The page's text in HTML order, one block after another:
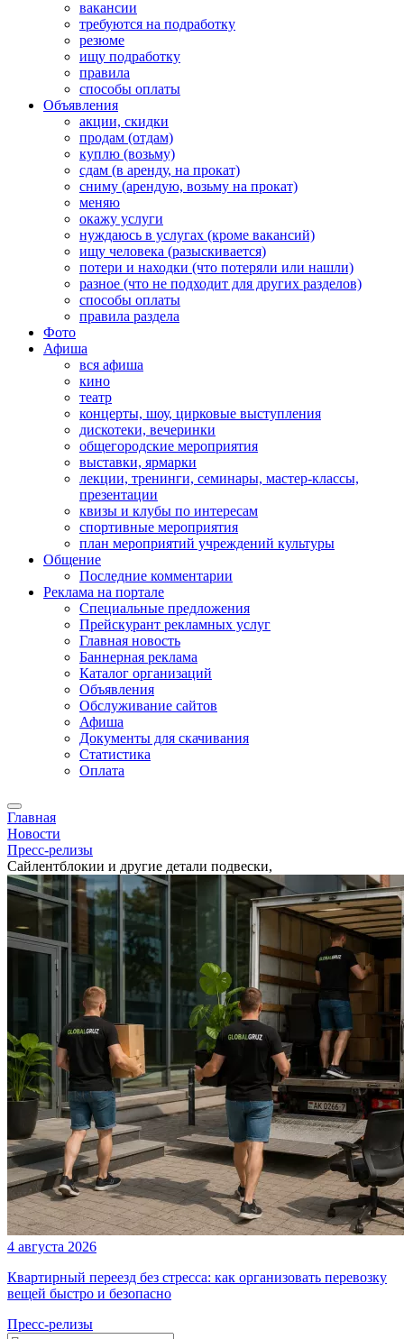
вакансии
требуются на подработку
резюме
ищу подработку
правила
способы оплаты
Объявления
акции, скидки
продам (отдам)
куплю (возьму)
сдам (в аренду, на прокат)
сниму (арендую, возьму на прокат)
меняю
окажу услуги
нуждаюсь в услугах (кроме вакансий)
ищу человека (разыскивается)
потери и находки (что потеряли или нашли)
разное (что не подходит для других разделов)
способы оплаты
правила раздела
Фото
Афиша
вся афиша
кино
театр
концерты, шоу, цирковые выступления
дискотеки, вечеринки
общегородские мероприятия
выставки, ярмарки
лекции, тренинги, семинары, мастер-классы,
презентации
квизы и клубы по интересам
спортивные мероприятия
план мероприятий учреждений культуры
Общение
Последние комментарии
Реклама на портале
Специальные предложения
Прейскурант рекламных услуг
Главная новость
Баннерная реклама
Каталог организаций
Объявления
Обслуживание сайтов
Афиша
Документы для скачивания
Статистика
Оплата
Главная
Новости
Пресс-релизы
Сайлентблокии и другие детали подвески,
4 августа 2026
Квартирный переезд без стресса: как организовать перевозку
вещей быстро и безопасно
Пресс-релизы